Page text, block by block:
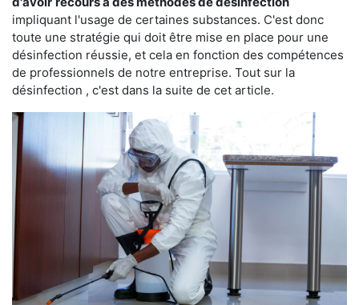
impliquant l'usage de certaines substances. C'est donc
toute une stratégie qui doit être mise en place pour une
désinfection réussie, et cela en fonction des compétences
de professionnels de notre entreprise. Tout sur la
désinfection , c'est dans la suite de cet article.